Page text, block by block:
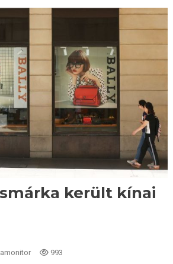
került kínai
993